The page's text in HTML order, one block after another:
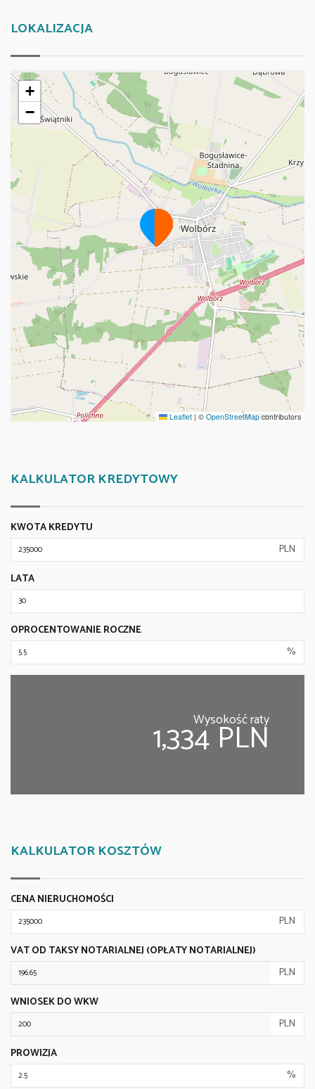
LOKALIZACJA
+
−
Leaflet | © OpenStreetMapcontributors
KALKULATOR KREDYTOWY
KWOTA KREDYTU
PLN
LATA
OPROCENTOWANIE ROCZNE
%
Wysokość raty
1,334 PLN
KALKULATOR KOSZTÓW
CENA NIERUCHOMOŚCI
PLN
VAT OD TAKSY NOTARIALNEJ (OPŁATY NOTARIALNEJ)
PLN
WNIOSEK DO WKW
PLN
PROWIZJA
%